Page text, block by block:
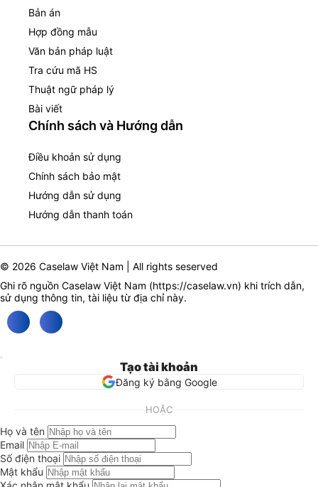
Bản án
Hợp đồng mẫu
Văn bản pháp luật
Tra cứu mã HS
Thuật ngữ pháp lý
Bài viết
Chính sách và Hướng dẫn
Điều khoản sử dụng
Chính sách bảo mật
Hướng dẫn sử dụng
Hướng dẫn thanh toán
© 2026 Caselaw Việt Nam | All rights seserved
Ghi rõ nguồn Caselaw Việt Nam (https://caselaw.vn) khi trích dẫn,
sử dụng thông tin, tài liệu từ địa chỉ này.
Tạo tài khoản
Đăng ký bằng Google
HOẶC
Họ và tên
Email
Số điện thoại
Mật khẩu